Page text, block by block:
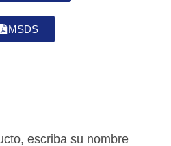
MSDS
escriba su nombre